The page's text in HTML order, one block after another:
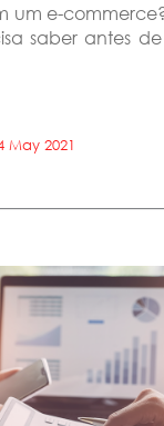
um e-
saber antes
May 2021